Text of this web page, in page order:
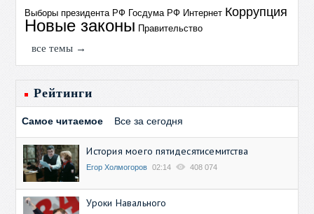
Выборы президента РФ Госдума РФ Интернет Коррупция
Новые законы Правительство
все темы →
Рейтинги
Самое читаемое Все за сегодня
История моего пятидесятисемитства
Егор Холмогоров 02:14 408 074
Уроки Навального